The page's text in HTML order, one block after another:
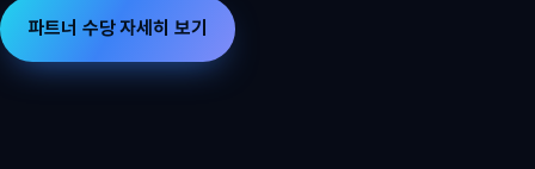
파트너 수당 자세히 보기